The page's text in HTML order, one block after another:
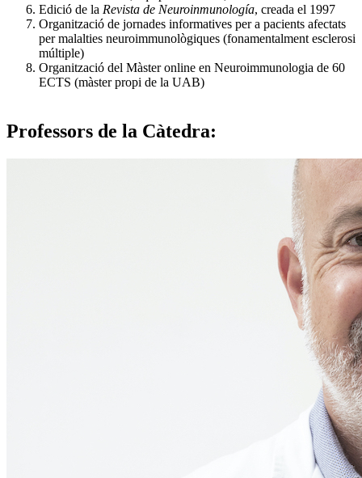
Edició de la Revista de Neuroinmunología, creada el 1997
Organització de jornades informatives per a pacients afectats
per malalties neuroimmunològiques (fonamentalment esclerosi
múltiple)
Organització del Màster online en Neuroimmunologia de 60
ECTS (màster propi de la UAB)
Professors de la Càtedra: